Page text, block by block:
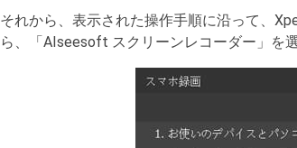
それから、表示された操作手順に沿って、
ら、「AIseesoft スクリーンレコーダー」を